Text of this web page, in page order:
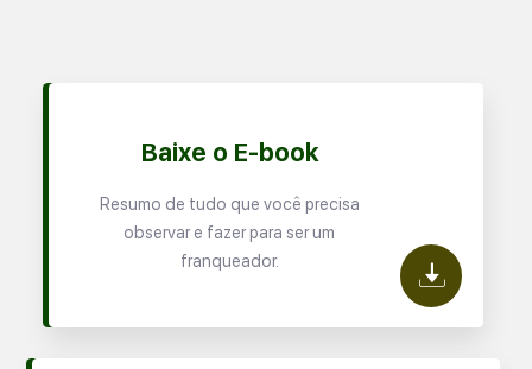
Baixe o E-book
Resumo de tudo que você precisa
observar e fazer para ser um
franqueador.